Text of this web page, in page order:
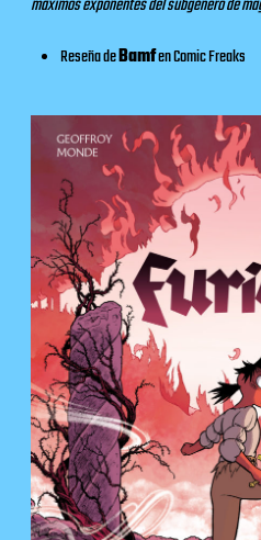
máximos exponentes del subgénero de
Reseña deBamfenComic Freaks